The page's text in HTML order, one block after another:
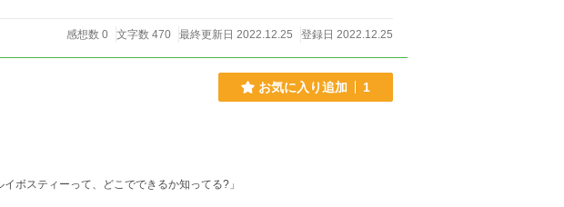
感想数 0 文字数 470 最終更新日 2022.12.25 登録日 2022.12.25
お気に入り追加 1
ボスティーって、どこでできるか知ってる?」